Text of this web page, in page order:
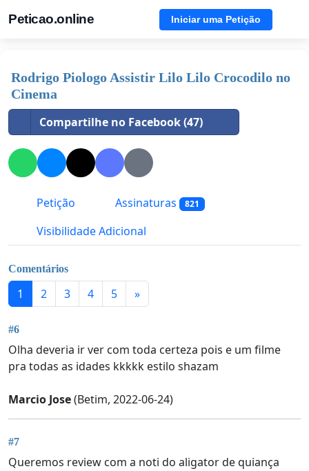
Peticao.online Iniciar uma Petição
Rodrigo Piologo Assistir Lilo Lilo Crocodilo no
Cinema
Compartilhe no Facebook (47)
Petição Assinaturas 821
Visibilidade Adicional
Comentários
1 2 3 4 5 »
#6
Olha deveria ir ver com toda certeza pois e um filme
pra todas as idades kkkkk estilo shazam
Marcio Jose(Betim, 2022-06-24)
#7
Queremos review com a noti do aligator de quiança